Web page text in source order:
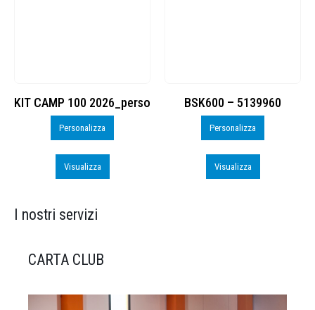
KIT CAMP 100 2026_perso
Personalizza
Visualizza
BSK600 – 5139960
Personalizza
Visualizza
I nostri servizi
CARTA CLUB